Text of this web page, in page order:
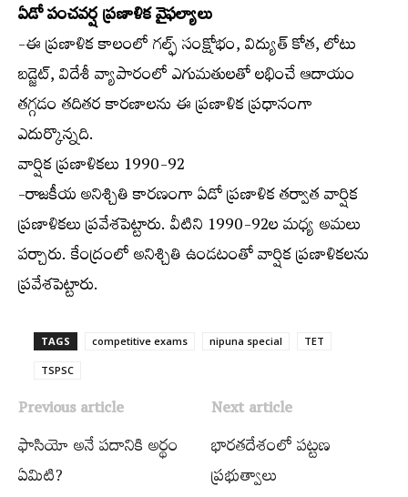
ఏడో పంచవర్ష ప్రణాళిక వైఫల్యాలు
-ఈ ప్రణాళిక కాలంలో గల్ఫ్ సంక్షోభం, విద్యుత్ కోత, లోటు
బడ్జెట్, విదేశీ వ్యాపారంలో ఎగుమతులతో లభించే ఆదాయం
తగ్గడం తదితర కారణాలను ఈ ప్రణాళిక ప్రధానంగా
ఎదుర్కొన్నది.
వార్షిక ప్రణాళికలు 1990-92
-రాజకీయ అనిశ్చితి కారణంగా ఏడో ప్రణాళిక తర్వాత వార్షిక
ప్రణాళికలు ప్రవేశపెట్టారు. వీటిని 1990-92ల మధ్య అమలు
పర్చారు. కేంద్రంలో అనిశ్చితి ఉండటంతో వార్షిక ప్రణాళికలను
ప్రవేశపెట్టారు.
TAGS competitive exams nipuna special TET
TSPSC
Previous article
ఫాసియో అనే పదానికి అర్థం
ఏమిటి?
Next article
భారతదేశంలో పట్టణ
ప్రభుత్వాలు